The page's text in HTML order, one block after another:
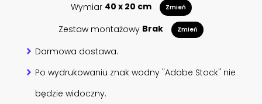
Wymiar 40 x 20 cm Zmień
Zestaw montażowy Brak Zmień
Darmowa dostawa.
Po wydrukowaniu znak wodny "Adobe Stock" nie
będzie widoczny.